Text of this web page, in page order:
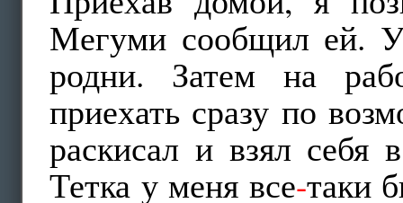
Мегуми сообщил ей.
родни. Затем на
приехать сразу по
раскисал и взял
Тетка у меня все-таки